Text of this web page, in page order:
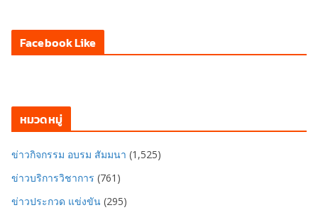
Facebook Like
หมวดหมู่
ข่าวกิจกรรม อบรม สัมมนา (1,525)
ข่าวบริการวิชาการ (761)
ข่าวประกวด แข่งขัน (295)